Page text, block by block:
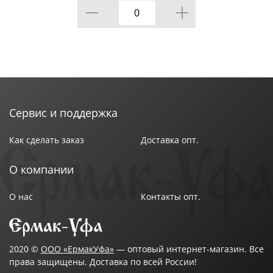
Сервис и поддержка
Как сделать заказ Доставка опт.
О компании
О нас Контакты опт.
2020 © ООО «ЕрмакУфа» — оптовый интернет-магазин. Все
права защищены. Доставка по всей России!